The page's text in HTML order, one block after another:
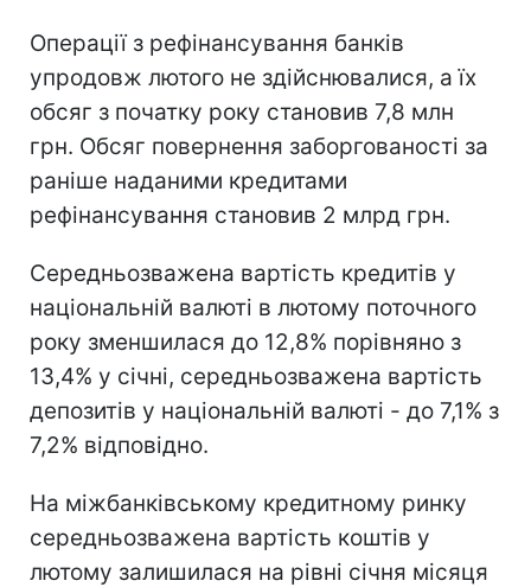
Операції з рефінансування банків
упродовж лютого не здійснювалися, а їх
обсяг з початку року становив 7,8 млн
грн. Обсяг повернення заборгованості за
раніше наданими кредитами
рефінансування становив 2 млрд грн.
Середньозважена вартість кредитів у
національній валюті в лютому поточного
року зменшилася до 12,8% порівняно з
13,4% у січні, середньозважена вартість
депозитів у національній валюті - до 7,1% з
7,2% відповідно.
На міжбанківському кредитному ринку
середньозважена вартість коштів у
лютому залишилася на рівні січня місяця